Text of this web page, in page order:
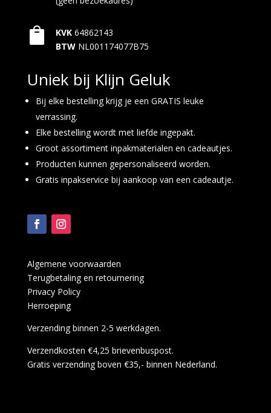
 KVK 64862143
BTW NL001174077B75
Uniek bij Klijn Geluk
Bij elke bestelling krijg je een GRATIS leuke
verrassing.
Elke bestelling wordt met liefde ingepakt.
Groot assortiment inpakmaterialen en cadeautjes.
Producten kunnen gepersonaliseerd worden.
Gratis inpakservice bij aankoop van een cadeautje.
Algemene voorwaarden
Terugbetaling en retournering
Privacy Policy
Herroeping
Verzending binnen 2-5 werkdagen.
Verzendkosten €4,25 brievenbuspost.
Gratis verzending boven €35,- binnen Nederland.